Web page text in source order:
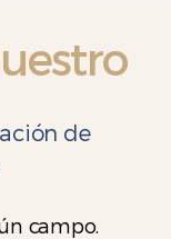
de
campo.